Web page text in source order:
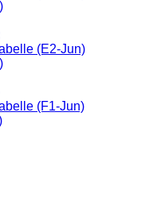
(E2-Jun)
(F1-Jun)